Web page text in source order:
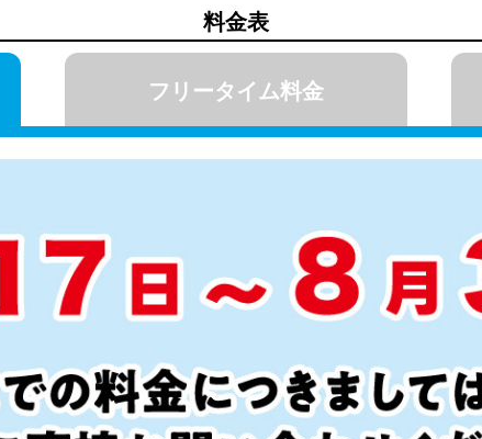
料金表
フリータイム料金